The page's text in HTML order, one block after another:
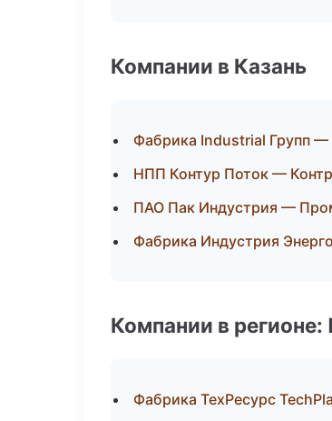
Компании в Казань
Фабрика Industrial Групп
НПП Контур Поток —
ПАО Пак Индустрия —
Фабрика Индустрия
Компании в
Фабрика ТехРесурс